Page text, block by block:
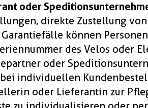
oder
direkte Zustellung von
können
des Velos oder
oder
individuellen
oder Lieferantin zur